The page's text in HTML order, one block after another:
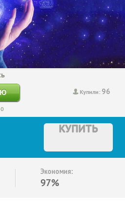
Купили:96
КУПИТЬ
Экономия:
97%